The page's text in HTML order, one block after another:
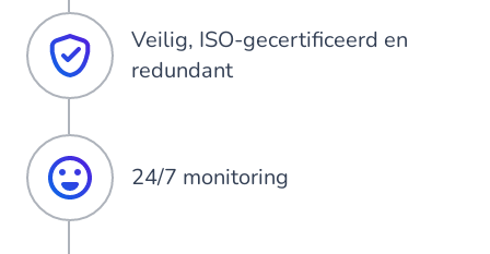
Veilig, ISO-gecertificeerd en
redundant
24/7 monitoring